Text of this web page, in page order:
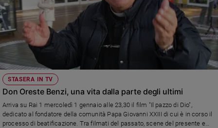
STASERA IN TV
Don Oreste Benzi, una vita dalla parte degli ultimi
Arriva su Rai 1 mercoledì 1 gennaio alle 23,30 il film "Il pazzo di Dio",
dedicato al fondatore della comunità Papa Giovanni XXIII di cui è in corso il
processo di beatificazione. Tra filmati del passato, scene del presente e